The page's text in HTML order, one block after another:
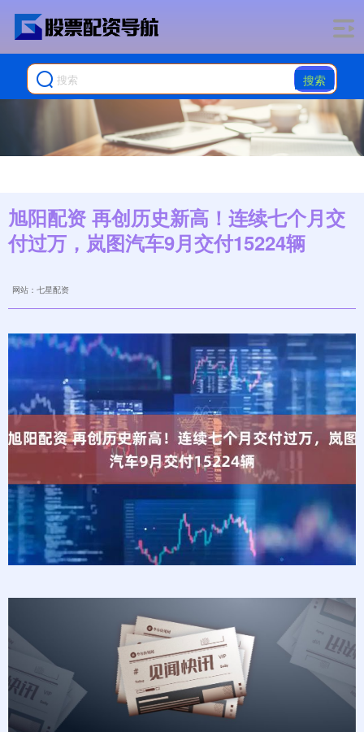
搜索
旭阳配资 再创历史新高！连续七个月交
付过万，岚图汽车9月交付15224辆
网站：七星配资